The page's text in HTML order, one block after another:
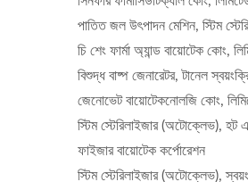
পাতিত জল উৎপাদন মেশিন, স্টিম
চি শেং ফার্মা অ্যান্ড বায়োটেক কোং,
বিশুদ্ধ বাষ্প জেনারেটর, টানেল
জেনোভেট বায়োটেকনোলজি কোং,
স্টিম স্টেরিলাইজার (অটোক্লেভ), হট
ফাইজার বায়োটেক কর্পোরেশন
স্টিম স্টেরিলাইজার (অটোক্লেভ),